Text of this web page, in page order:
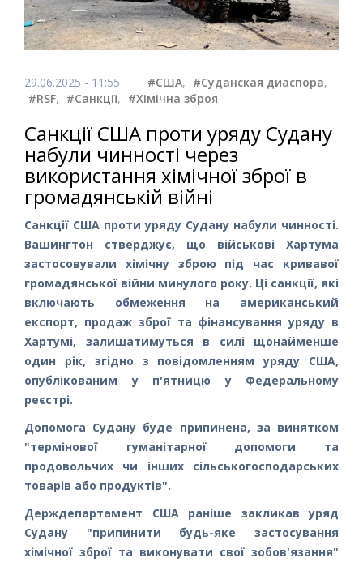
29.06.2025 - 11:55 #США, #Суданская диаспора,
#RSF, #Санкції, #Хімічна зброя
Санкції США проти уряду Судану
набули чинності через
використання хімічної зброї в
громадянській війні
Санкції США проти уряду Судану набули чинності.
Вашингтон стверджує, що військові Хартума
застосовували хімічну зброю під час кривавої
громадянської війни минулого року. Ці санкції, які
включають обмеження на американський
експорт, продаж зброї та фінансування уряду в
Хартумі, залишатимуться в силі щонайменше
один рік, згідно з повідомленням уряду США,
опублікованим у п'ятницю у Федеральному
реєстрі.
Допомога Судану буде припинена, за винятком
"термінової гуманітарної допомоги та
продовольчих чи інших сільськогосподарських
товарів або продуктів".
Держдепартамент США раніше закликав уряд
Судану "припинити будь-яке застосування
хімічної зброї та виконувати свої зобов'язання"